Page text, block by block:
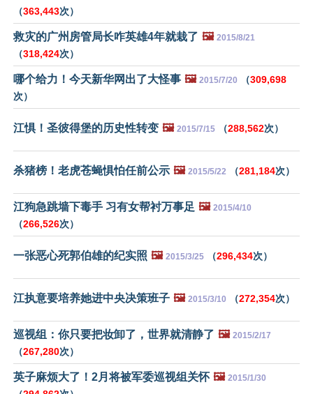
（363,443次）
救灾的广州房管局长咋英雄4年就栽了 🖼️ 2015/8/21
（318,424次）
哪个给力！今天新华网出了大怪事 🖼️ 2015/7/20 （309,698
次）
江惧！圣彼得堡的历史性转变 🖼️ 2015/7/15 （288,562次）
杀猪榜！老虎苍蝇惧怕任前公示 🖼️ 2015/5/22 （281,184次）
江狗急跳墙下毒手 习有女帮衬万事足 🖼️ 2015/4/10
（266,526次）
一张恶心死郭伯雄的纪实照 🖼️ 2015/3/25 （296,434次）
江执意要培养她进中央决策班子 🖼️ 2015/3/10 （272,354次）
巡视组：你只要把妆卸了，世界就清静了 🖼️ 2015/2/17
（267,280次）
英子麻烦大了！2月将被军委巡视组关怀 🖼️ 2015/1/30